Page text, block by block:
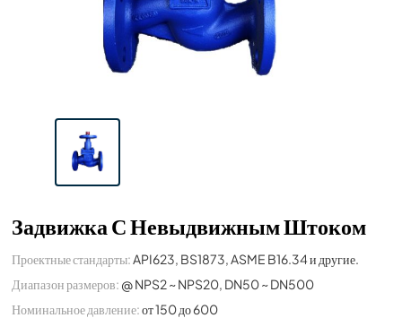
Задвижка С Невыдвижным Штоком
Проектные стандарты: API623, BS1873, ASME B16.34 и другие.
Диапазон размеров: @ NPS2 ~ NPS20, DN50 ~ DN500
Номинальное давление:от 150 до 600